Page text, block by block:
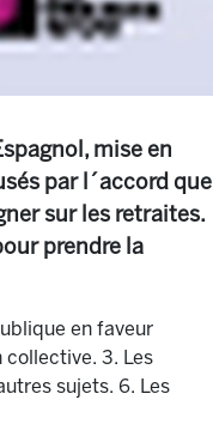
mise en
par l´accord que
sur les retraites.
prendre la
en faveur
collective. 3. Les
sujets. 6. Les